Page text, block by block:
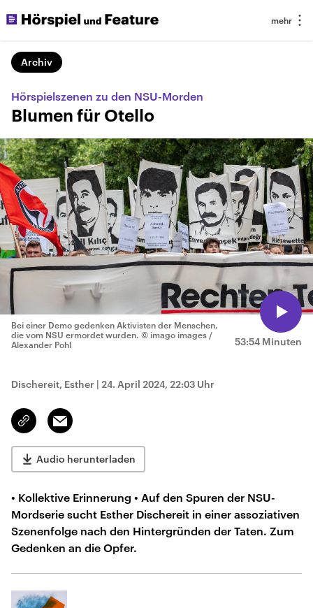
Archiv
Hörspielszenen zu den NSU-Morden
Blumen für Otello
53:54 Minuten
Bei einer Demo gedenken Aktivisten der Menschen,
die vom NSU ermordet wurden. © imago images /
Alexander Pohl
Dischereit, Esther | 24. April 2024, 22:03 Uhr
Link
kopieren/teilen
Email
Audio herunterladen
• Kollektive Erinnerung • Auf den Spuren der NSU-
Mordserie sucht Esther Dischereit in einer assoziativen
Szenenfolge nach den Hintergründen der Taten. Zum
Gedenken an die Opfer.